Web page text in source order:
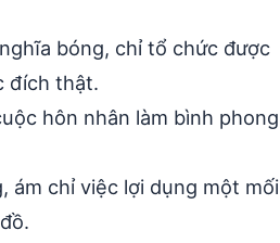
bóng, chỉ tổ chức được
đích thật.
hôn nhân làm bình phong
ám chỉ việc lợi dụng một mối